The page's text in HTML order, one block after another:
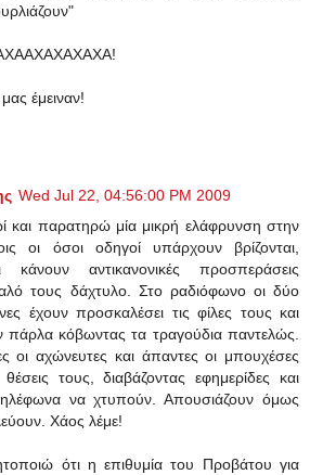
έμειναν!
Wed Jul 22, 04:56:00 PM 2009
παρατηρώ μία μικρή ελάφρυνση στην
οι όσοι οδηγοί υπάρχουν βρίζονται,
κάνουν αντικανονικές προσπεράσεις
τους δάχτυλο. Στο ραδιόφωνο οι δύο
έχουν προσκαλέσει τις φίλες τους και
πάρλα κόβωντας τα τραγούδια παντελώς.
οι αχώνευτες και άπαντες οι μπουχέσες
θέσεις τους, διαβάζοντας εφημερίδες και
να χτυπούν. Απουσιάζουν όμως
Χάος λέμε!
ότι η επιθυμία του Προβάτου για